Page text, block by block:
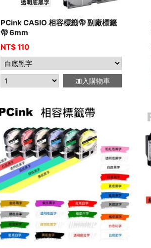
PCink CASIO 相容標籤帶 副廠標籤
帶 6mm
NT$110
加入購物車